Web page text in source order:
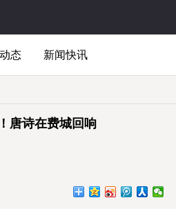
态 新闻快讯
唐诗在费城回响